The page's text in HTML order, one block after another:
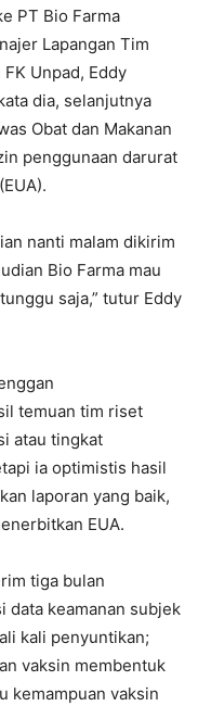
PT Bio Farma
Lapangan Tim
Unpad, Eddy
dia, selanjutnya
Obat dan Makanan
penggunaan darurat
nanti malam dikirim
Bio Farma mau
saja,” tutur Eddy
temuan tim riset
atau tingkat
ia optimistis hasil
laporan yang baik,
EUA.
tiga bulan
data keamanan subjek
kali penyuntikan;
vaksin membentuk
kemampuan vaksin